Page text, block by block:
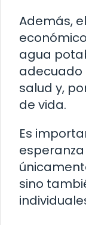
Además,
agua
adecuado
salud y,
de vida.
Es
sino